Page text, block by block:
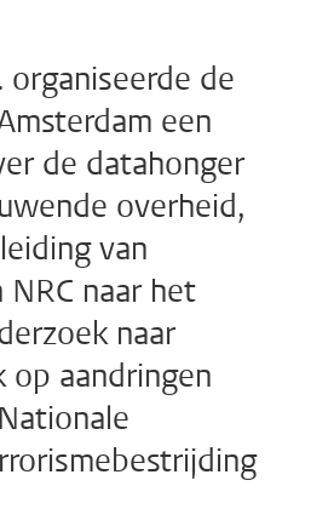
de
een
de datahonger
overheid,
van
naar het
naar
op aandringen